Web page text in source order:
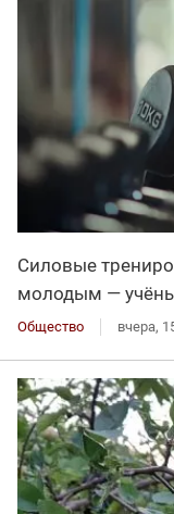
Силовые
молодым —
Общество вчера,